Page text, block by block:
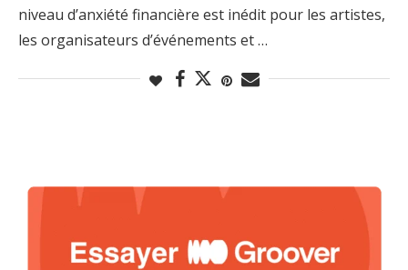
niveau d’anxiété financière est inédit pour les artistes,
les organisateurs d’événements et …